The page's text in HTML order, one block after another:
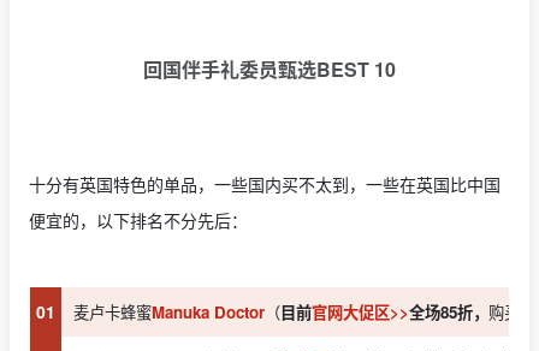
回国伴手礼委员甄选BEST 10
十分有英国特色的单品，一些国内买不太到，一些在英国比中国
便宜的，以下排名不分先后：
01 麦卢卡蜂蜜Manuka Doctor （目前官网大促区>>全场85折， 购买